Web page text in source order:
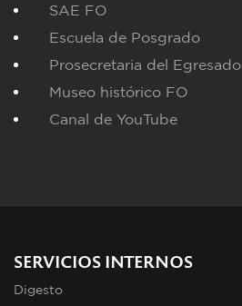
SAE FO
Escuela de Posgrado
Prosecretaria del Egresado
Museo histórico FO
Canal de YouTube
SERVICIOS INTERNOS
Digesto